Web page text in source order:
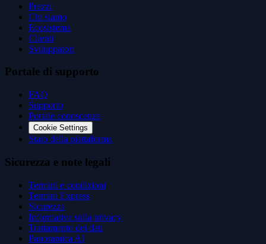
Prezzi
Chi siamo
Ecosistema
Clienti
Sviluppatori
Portale di supporto
FAQ
Supporto
Portale conoscenze
Cookie Settings
Stato della piattaforma
Sicurezza e note legali
Termini e condizioni
Termini Express
Sicurezza
Informativa sulla privacy
Trattamento dei dati
Panoramica AI